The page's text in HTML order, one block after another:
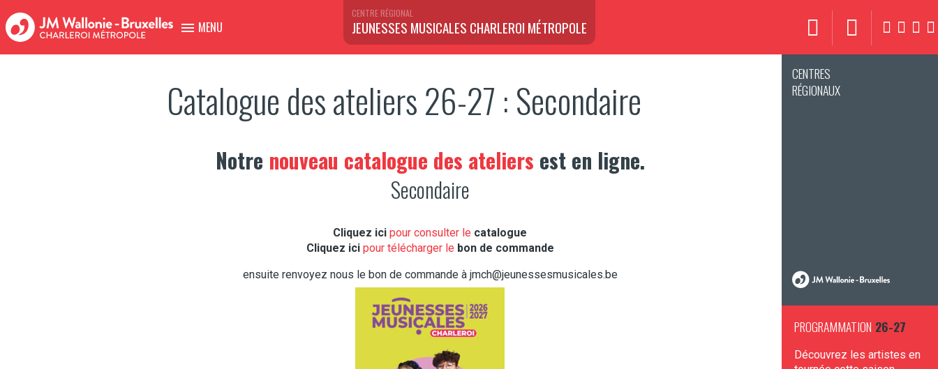
MENU
CENTRE RÉGIONAL
JEUNESSES MUSICALES CHARLEROI MÉTROPOLE
Catalogue des ateliers 26-27 : Secondaire
Notre nouveau catalogue des ateliers est en ligne.
Secondaire
Cliquez ici pour consulter le catalogue
Cliquez icipour télécharger le bon de commande
ensuite renvoyez nous le bon de commande à jmch@jeunessesmusicales.be
CENTRES
RÉGIONAUX
PROGRAMMATION 26-27
Découvrez les artistes en